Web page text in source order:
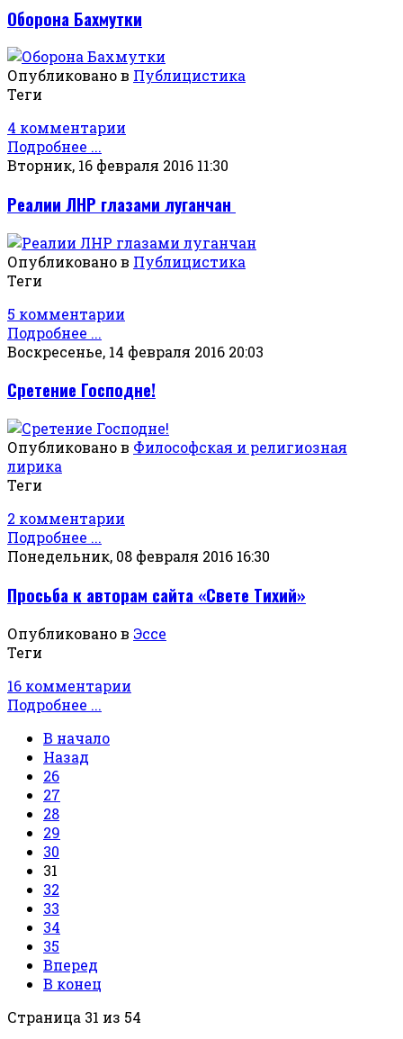
Оборона Бахмутки
Опубликовано в Публицистика
Теги
4 комментарии
Подробнее ...
Вторник, 16 февраля 2016 11:30
Реалии ЛНР глазами луганчан
Опубликовано в Публицистика
Теги
5 комментарии
Подробнее ...
Воскресенье, 14 февраля 2016 20:03
Сретение Господне!
Опубликовано в Философская и религиозная
лирика
Теги
2 комментарии
Подробнее ...
Понедельник, 08 февраля 2016 16:30
Просьба к авторам сайта «Свете Тихий»
Опубликовано в Эссе
Теги
16 комментарии
Подробнее ...
В начало
Назад
26
27
28
29
30
31
32
33
34
35
Вперед
В конец
Страница 31 из 54